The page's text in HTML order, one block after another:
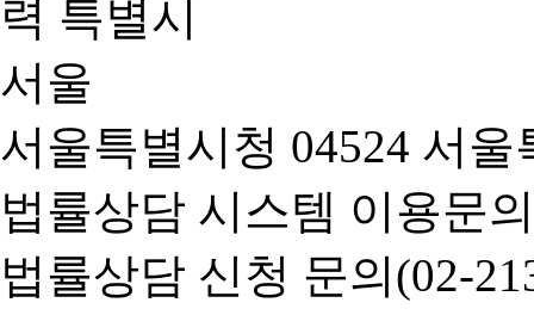
서울특별시청 04524 서
법률상담 시스템 이용문
법률상담 신청 문의(02-